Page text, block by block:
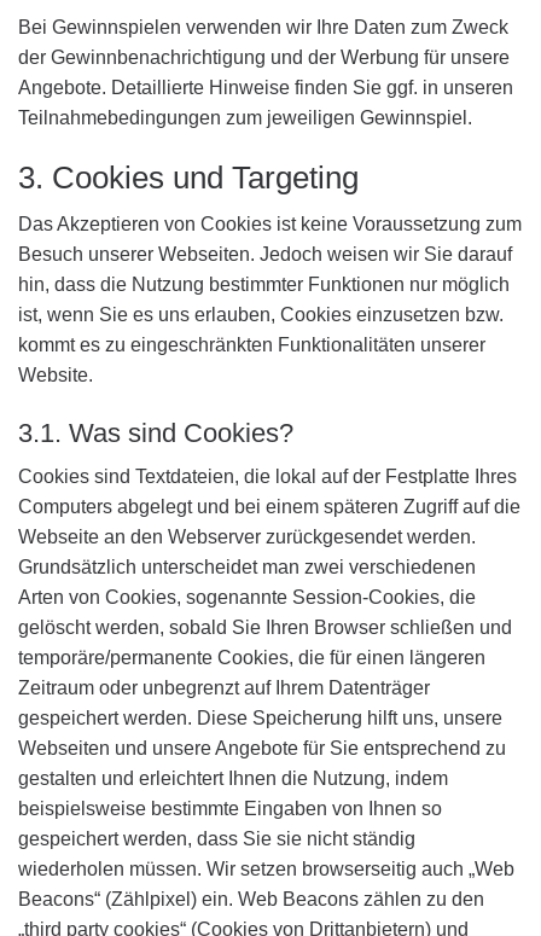
Bei Gewinnspielen verwenden wir Ihre Daten zum Zweck
der Gewinnbenachrichtigung und der Werbung für unsere
Angebote. Detaillierte Hinweise finden Sie ggf. in unseren
Teilnahmebedingungen zum jeweiligen Gewinnspiel.
3. Cookies und Targeting
Das Akzeptieren von Cookies ist keine Voraussetzung zum
Besuch unserer Webseiten. Jedoch weisen wir Sie darauf
hin, dass die Nutzung bestimmter Funktionen nur möglich
ist, wenn Sie es uns erlauben, Cookies einzusetzen bzw.
kommt es zu eingeschränkten Funktionalitäten unserer
Website.
3.1. Was sind Cookies?
Cookies sind Textdateien, die lokal auf der Festplatte Ihres
Computers abgelegt und bei einem späteren Zugriff auf die
Webseite an den Webserver zurückgesendet werden.
Grundsätzlich unterscheidet man zwei verschiedenen
Arten von Cookies, sogenannte Session-Cookies, die
gelöscht werden, sobald Sie Ihren Browser schließen und
temporäre/permanente Cookies, die für einen längeren
Zeitraum oder unbegrenzt auf Ihrem Datenträger
gespeichert werden. Diese Speicherung hilft uns, unsere
Webseiten und unsere Angebote für Sie entsprechend zu
gestalten und erleichtert Ihnen die Nutzung, indem
beispielsweise bestimmte Eingaben von Ihnen so
gespeichert werden, dass Sie sie nicht ständig
wiederholen müssen. Wir setzen browserseitig auch „Web
Beacons“ (Zählpixel) ein. Web Beacons zählen zu den
„third party cookies“ (Cookies von Drittanbietern) und